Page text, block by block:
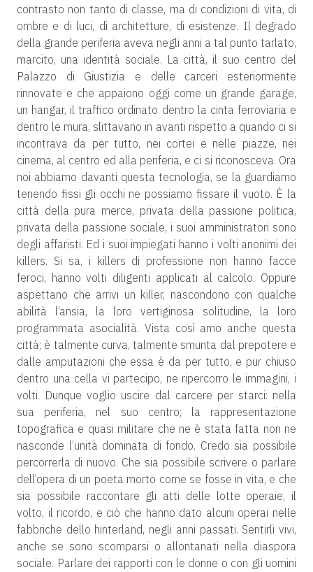
contrasto non tanto di classe, ma di condizioni di vita, di
ombre e di luci, di architetture, di esistenze. Il degrado
della grande periferia aveva negli anni a tal punto tarlato,
marcito, una identità sociale. La città, il suo centro del
Palazzo di Giustizia e delle carceri esteriormente
rinnovate e che appaiono oggi come un grande garage,
un hangar, il traffico ordinato dentro la cinta ferroviaria e
dentro le mura, slittavano in avanti rispetto a quando ci si
incontrava da per tutto, nei cortei e nelle piazze, nei
cinema, al centro ed alla periferia, e ci si riconosceva. Ora
noi abbiamo davanti questa tecnologia, se la guardiamo
tenendo fissi gli occhi ne possiamo fissare il vuoto. È la
città della pura merce, privata della passione politica,
privata della passione sociale, i suoi amministratori sono
degli affaristi. Ed i suoi impiegati hanno i volti anonimi dei
killers. Si sa, i killers di professione non hanno facce
feroci, hanno volti diligenti applicati al calcolo. Oppure
aspettano che arrivi un killer, nascondono con qualche
abilità l’ansia, la loro vertiginosa solitudine, la loro
programmata asocialità. Vista così amo anche questa
città; è talmente curva, talmente smunta dal prepotere e
dalle amputazioni che essa è da per tutto, e pur chiuso
dentro una cella vi partecipo, ne ripercorro le immagini, i
volti. Dunque voglio uscire dal carcere per starci: nella
sua periferia, nel suo centro; la rappresentazione
topografica e quasi militare che ne è stata fatta non ne
nasconde l’unità dominata di fondo. Credo sia possibile
percorrerla di nuovo. Che sia possibile scrivere o parlare
dell’opera di un poeta morto come se fosse in vita, e che
sia possibile raccontare gli atti delle lotte operaie, il
volto, il ricordo, e ciò che hanno dato alcuni operai nelle
fabbriche dello hinterland, negli anni passati. Sentirli vivi,
anche se sono scomparsi o allontanati nella diaspora
sociale. Parlare dei rapporti con le donne o con gli uomini